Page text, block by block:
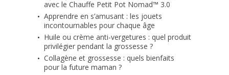
avec le Chauffe Petit Pot Nomad™ 3.0
Apprendre en s’amusant : les jouets
incontournables pour chaque âge
Huile ou crème anti-vergetures : quel produit
privilégier pendant la grossesse ?
Collagène et grossesse : quels bienfaits
pour la future maman ?